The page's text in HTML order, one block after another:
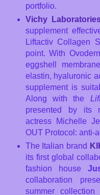
portfolio.
Vichy
supplement
Liftactiv Collagen
point. With
eggshell
elastin, hyaluronic
supplement is
Along with the
presented by its
actress Michelle
OUT Protocol: anti-
The Italian brand
its first global
fashion house
collaboration
summer